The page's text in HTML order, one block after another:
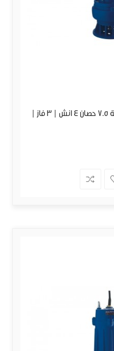
مضخة ماء هابي غاطس فرامة 7.5 حصان 4 انش | 3 فاز |